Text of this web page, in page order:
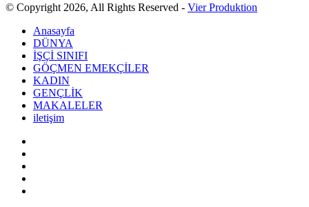
© Copyright 2026, All Rights Reserved - Vier Produktion
Anasayfa
DÜNYA
İŞÇİ SINIFI
GÖÇMEN EMEKÇİLER
KADIN
GENÇLİK
MAKALELER
iletişim